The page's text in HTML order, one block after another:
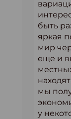
быть
яркая
мир
еще и
мы
у